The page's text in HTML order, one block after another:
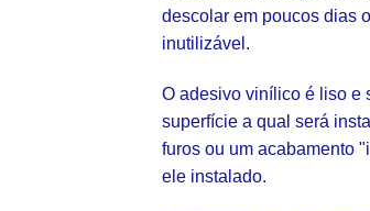
descolar em poucos dias
inutilizável.
O adesivo vinílico é liso e
superfície a qual será
furos ou um acabamento
ele instalado.